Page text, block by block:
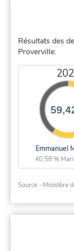
Résultats des
Proverville.
Emmanuel
40,58 %
Source - Ministère